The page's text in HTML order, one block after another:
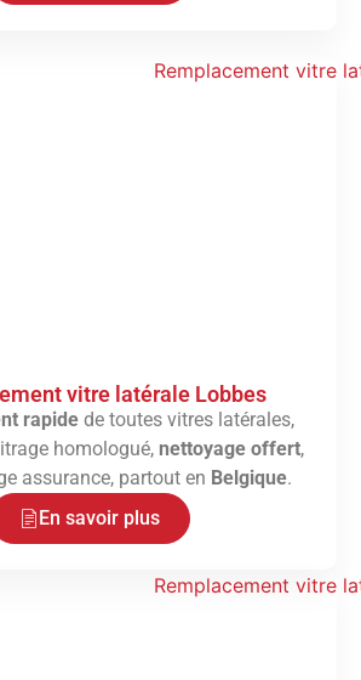
vitre latérale Lobbes
rapidede toutes vitres latérales,
homologué, nettoyage offert,
assurance, partout en Belgique.
En savoir plus